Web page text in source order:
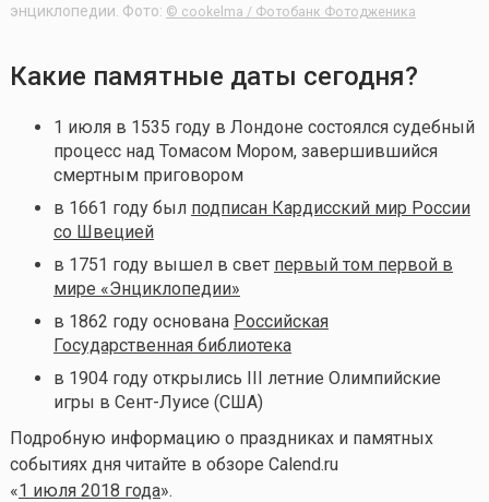
энциклопедии. Фото: © cookelma / Фотобанк Фотодженика
Какие памятные даты сегодня?
1 июля в 1535 году в Лондоне состоялся судебный
процесс над Томасом Мором, завершившийся
смертным приговором
в 1661 году был подписан Кардисский мир России
со Швецией
в 1751 году вышел в свет первый том первой в
мире «Энциклопедии»
в 1862 году основана Российская
Государственная библиотека
в 1904 году открылись III летние Олимпийские
игры в Сент-Луисе (США)
Подробную информацию о праздниках и памятных
событиях дня читайте в обзоре Calend.ru
«1 июля 2018 года».